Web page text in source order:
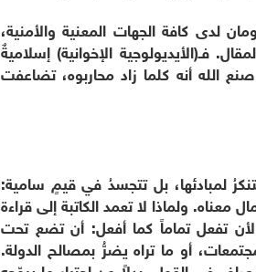
لدى كافة الجهات المعنية والأمنية،
فـ(الأيديولوجية الإخوانية) إسلاميةٌ
الله أنه كلما زاد محاربوه، تضاعفت
لمبادئها، بل تتجسدُ في قيمٍ سامية:
معناه. ولماذا لا تعمد الكاتبة إلى قراءة
تفعل تماماً كما أفعل: أن تضع تحت
أو ما تراه يضرُّ بمصالح الدولة.